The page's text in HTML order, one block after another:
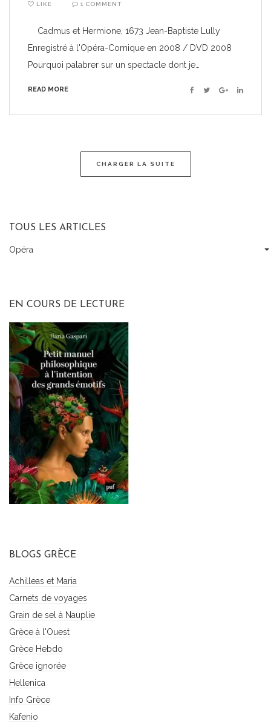
LIKE 1 COMMENT
Cadmus et Hermione, 1673 Jean-Baptiste Lully
Enregistré à l'Opéra-Comique en 2008 / DVD 2008
Pourquoi palabrer sur un spectacle dont je…
READ MORE Facebook
TwitterGoogle+Linkedin
CHARGER LA SUITE
TOUS LES ARTICLES
Tous
Opéra
EN COURS DE LECTURE
BLOGS GRÈCE
Achilleas et Maria
Carnets de voyages
Grain de sel à Nauplie
Grèce à l'Ouest
Grèce Hebdo
Grèce ignorée
Hellenica
Info Grèce
Kafenio